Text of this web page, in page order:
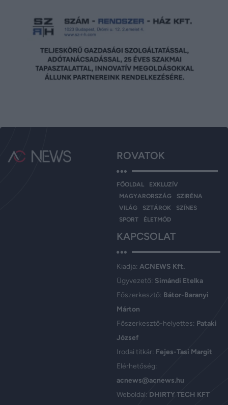
ROVATOK
FŐOLDAL
EXKLUZÍV
MAGYARORSZÁG
SZIRÉNA
VILÁG
SZTÁROK
SZÍNES
SPORT
ÉLETMÓD
KAPCSOLAT
Kiadja: ACNEWS Kft.
Ügyvezető: Simándi Etelka
Főszerkesztő: Bátor-Baranyi
Márton
Főszerkesztő-helyettes: Pataki
József
Irodai titkár: Fejes-Tasi Margit
Elérhetőség:
acnews@acnews.hu
Weboldal: DHIRTY TECH KFT